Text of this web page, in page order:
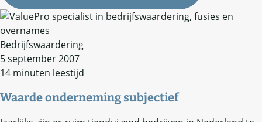
Bedrijfswaardering
5 september 2007
14 minuten leestijd
Waarde onderneming subjectief